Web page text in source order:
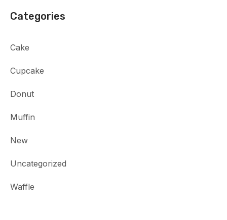
Categories
Cake
Cupcake
Donut
Muffin
New
Uncategorized
Waffle